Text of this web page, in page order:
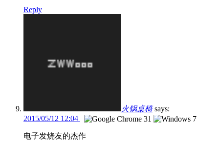
Reply
火锅桌椅 says:
2015/05/12 12:04
电子发烧友的杰作